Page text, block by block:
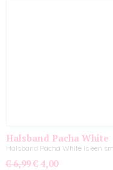
Halsband Pacha White
Halsband Pacha White is een
€ 6,99 € 4,00